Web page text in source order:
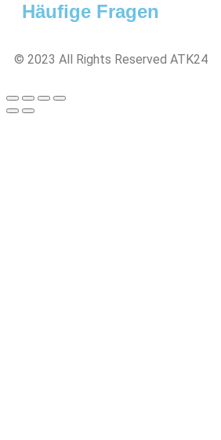
Häufige Fragen
© 2023 All Rights Reserved ATK24